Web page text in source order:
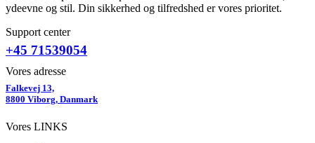
ydeevne og stil. Din sikkerhed og tilfredshed er vores prioritet.
Support center
+45 71539054
Vores adresse
Falkevej 13,
8800 Viborg, Danmark
Vores LINKS